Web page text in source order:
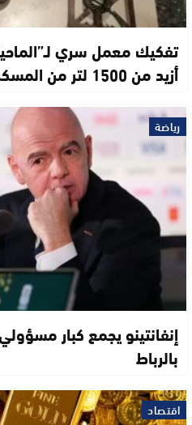
تفكيك معمل سري
أزيد من 1500 لتر من المسكرات
رياضة
إنفانتينو يجمع كبار
بالرباط
اقتصاد